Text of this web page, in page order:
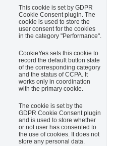
This cookie is set by GDPR
Cookie Consent plugin. The
cookie is used to store the
user consent for the cookies
in the category "Performance".
CookieYes sets this cookie to
record the default button state
of the corresponding category
and the status of CCPA. It
works only in coordination
with the primary cookie.
The cookie is set by the
GDPR Cookie Consent plugin
and is used to store whether
or not user has consented to
the use of cookies. It does not
store any personal data.